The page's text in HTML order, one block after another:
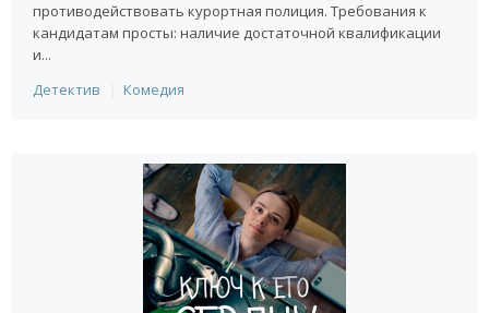
противодействовать курортная полиция. Требования к
кандидатам просты: наличие достаточной квалификации
и...
Детектив
Комедия